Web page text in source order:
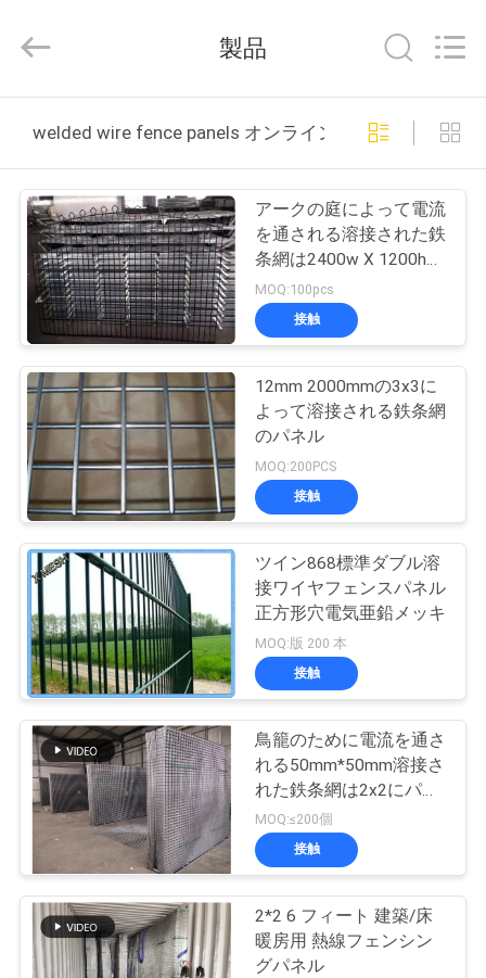
製
品
達
に
つ
い
て
旅
管
2026
Rights
Reserved.
製品
welded wire fence panels オンライン製造
アークの庭によって電流
を通される溶接された鉄
条網は2400w X 1200hに
パネルをはめる
MOQ:100pcs
接触
12mm 2000mmの3x3に
よって溶接される鉄条網
のパネル
MOQ:200PCS
接触
ツイン868標準ダブル溶
接ワイヤフェンスパネル
正方形穴電気亜鉛メッキ
MOQ:版 200 本
接触
鳥籠のために電流を通さ
れる50mm*50mm溶接さ
れた鉄条網は2x2にパネ
ルをはめる
MOQ:≤200個
接触
2*2 6 フィート 建築/床
暖房用 熱線フェンシン
グパネル